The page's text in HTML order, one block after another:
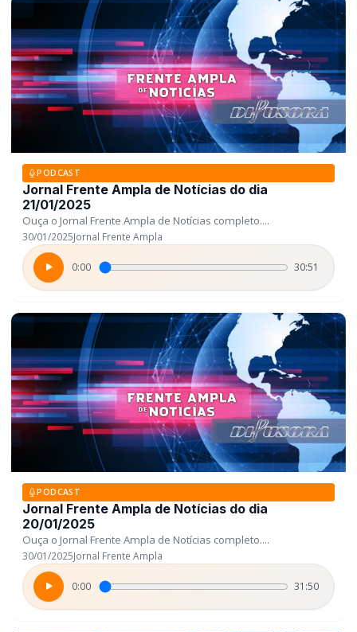
PODCAST
Jornal Frente Ampla de Notícias do dia
21/01/2025
Ouça o Jornal Frente Ampla de Notícias completo....
30/01/2025Jornal Frente Ampla
0:00 30:51
PODCAST
Jornal Frente Ampla de Notícias do dia
20/01/2025
Ouça o Jornal Frente Ampla de Notícias completo....
30/01/2025Jornal Frente Ampla
0:00 31:50